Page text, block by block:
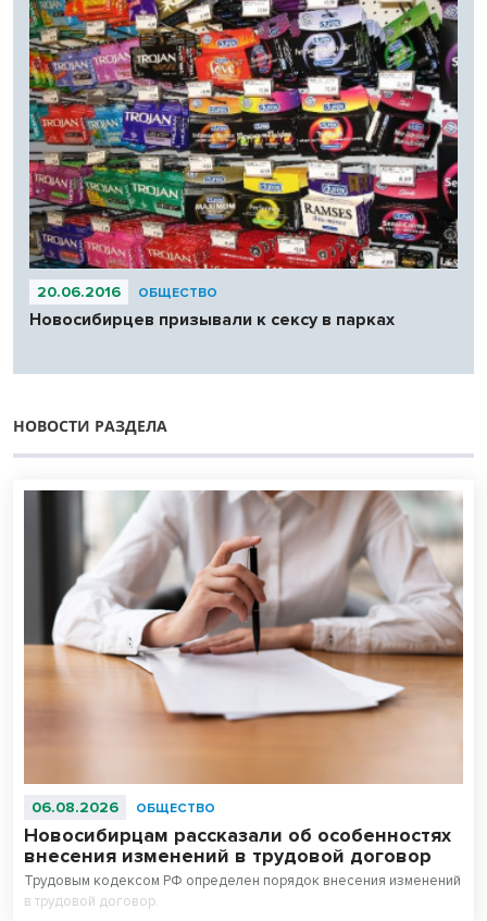
20.06.2016 ОБЩЕСТВО
Новосибирцев призывали к сексу в парках
НОВОСТИ РАЗДЕЛА
06.08.2026 ОБЩЕСТВО
Новосибирцам рассказали об особенностях
внесения изменений в трудовой договор
Трудовым кодексом РФ определен порядок внесения изменений
в трудовой договор.